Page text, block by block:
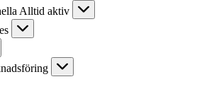
Alltid aktiv